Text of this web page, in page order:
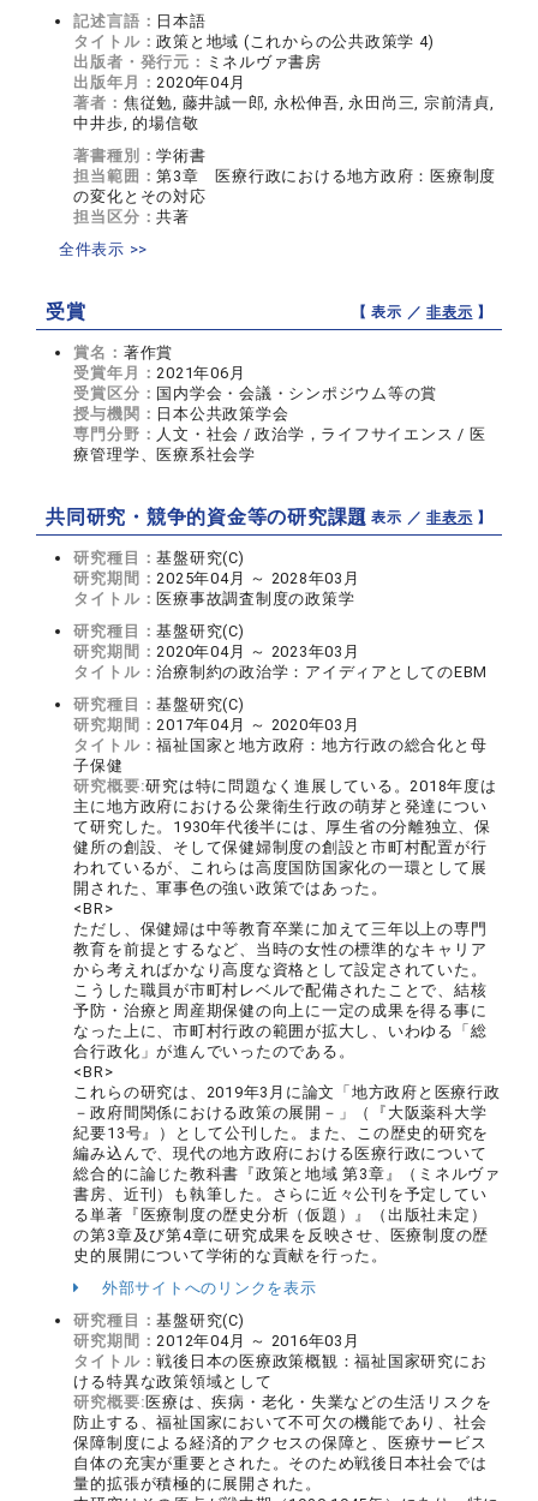
記述言語： 日本語
タイトル：政策と地域 (これからの公共政策学 4)
出版者・発行元： ミネルヴァ書房
出版年月：2020年04月
著者： 焦従勉, 藤井誠一郎, 永松伸吾, 永田尚三, 宗前清貞,
中井歩, 的場信敬
著書種別：学術書
担当範囲：第3章 医療行政における地方政府：医療制度
の変化とその対応
担当区分：共著
全件表示 >>
受賞 【 表示 ／非表示 】
賞名： 著作賞
受賞年月：2021年06月
受賞区分： 国内学会・会議・シンポジウム等の賞
授与機関： 日本公共政策学会
専門分野： 人文・社会 / 政治学，ライフサイエンス / 医
療管理学、医療系社会学
共同研究・競争的資金等の研究課題【 表示 ／非表示 】
研究種目：基盤研究(C)
研究期間：2025年04月 ～ 2028年03月
タイトル： 医療事故調査制度の政策学
研究種目：基盤研究(C)
研究期間：2020年04月 ～ 2023年03月
タイトル：治療制約の政治学：アイディアとしてのEBM
研究種目：基盤研究(C)
研究期間：2017年04月 ～ 2020年03月
タイトル：福祉国家と地方政府：地方行政の総合化と母
子保健
研究概要:研究は特に問題なく進展している。2018年度は
主に地方政府における公衆衛生行政の萌芽と発達につい
て研究した。1930年代後半には、厚生省の分離独立、保
健所の創設、そして保健婦制度の創設と市町村配置が行
われているが、これらは高度国防国家化の一環として展
開された、軍事色の強い政策ではあった。
<BR>
ただし、保健婦は中等教育卒業に加えて三年以上の専門
教育を前提とするなど、当時の女性の標準的なキャリア
から考えればかなり高度な資格として設定されていた。
こうした職員が市町村レベルで配備されたことで、結核
予防・治療と周産期保健の向上に一定の成果を得る事に
なった上に、市町村行政の範囲が拡大し、いわゆる「総
合行政化」が進んでいったのである。
<BR>
これらの研究は、2019年3月に論文「地方政府と医療行政
－政府間関係における政策の展開－」（『大阪薬科大学
紀要13号』）として公刊した。また、この歴史的研究を
編み込んで、現代の地方政府における医療行政について
総合的に論じた教科書『政策と地域 第3章』（ミネルヴァ
書房、近刊）も執筆した。さらに近々公刊を予定してい
る単著『医療制度の歴史分析（仮題）』（出版社未定）
の第3章及び第4章に研究成果を反映させ、医療制度の歴
史的展開について学術的な貢献を行った。
外部サイトへのリンクを表示
研究種目：基盤研究(C)
研究期間：2012年04月 ～ 2016年03月
タイトル：戦後日本の医療政策概観：福祉国家研究にお
ける特異な政策領域として
研究概要:医療は、疾病・老化・失業などの生活リスクを
防止する、福祉国家において不可欠の機能であり、社会
保障制度による経済的アクセスの保障と、医療サービス
自体の充実が重要とされた。そのため戦後日本社会では
量的拡張が積極的に展開された。